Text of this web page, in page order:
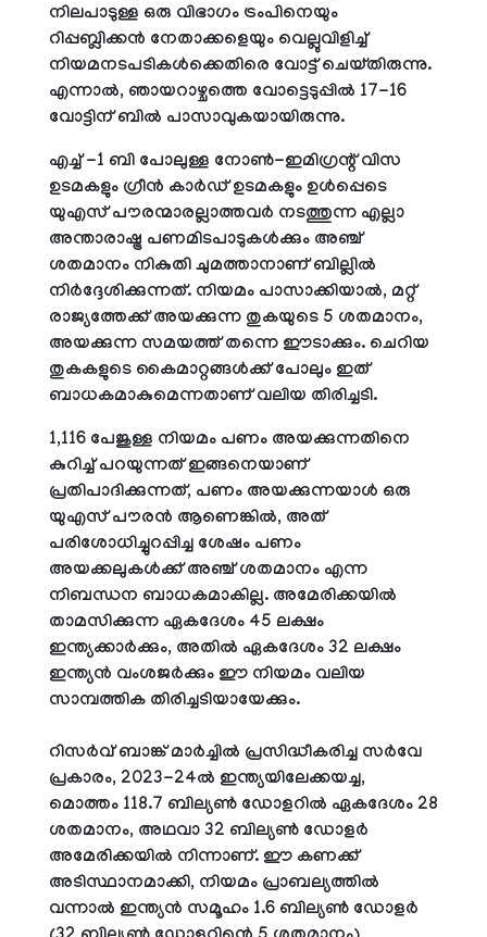
നിലപാടുള്ള ഒരു വിഭാഗം ട്രംപിനെയും
റിപ്പബ്ലിക്കൻ നേതാക്കളെയും വെല്ലുവിളിച്ച്
നിയമനടപടികൾക്കെതിരെ വോട്ട് ചെയ്തിരുന്നു.
എന്നാൽ, ഞായറാഴ്ചത്തെ വോട്ടെടുപ്പിൽ 17-16
വോട്ടിന് ബിൽ പാസാവുകയായിരുന്നു.
എച്ച് -1 ബി പോലുള്ള നോൺ-ഇമിഗ്രന്റ് വിസ
ഉടമകളും ഗ്രീൻ കാർഡ് ഉടമകളും ഉൾപ്പെടെ
യുഎസ് പൗരന്മാരല്ലാത്തവർ നടത്തുന്ന എല്ലാ
അന്താരാഷ്ട്ര പണമിടപാടുകൾക്കും അഞ്ച്
ശതമാനം നികുതി ചുമത്താനാണ് ബില്ലിൽ
നിർദ്ദേശിക്കുന്നത്. നിയമം പാസാക്കിയാൽ, മറ്റ്
രാജ്യത്തേക്ക് അയക്കുന്ന തുകയുടെ 5 ശതമാനം,
അയക്കുന്ന സമയത്ത് തന്നെ ഈടാക്കും. ചെറിയ
തുകകളുടെ കൈമാറ്റങ്ങൾക്ക് പോലും ഇത്
ബാധകമാകുമെന്നതാണ് വലിയ തിരിച്ചടി.
1,116 പേജുള്ള നിയമം പണം അയക്കുന്നതിനെ
കുറിച്ച് പറയുന്നത് ഇങ്ങനെയാണ്
പ്രതിപാദിക്കുന്നത്, പണം അയക്കുന്നയാൾ ഒരു
യുഎസ് പൗരൻ ആണെങ്കിൽ, അത്
പരിശോധിച്ചുറപ്പിച്ച ശേഷം പണം
അയക്കലുകൾക്ക് അഞ്ച് ശതമാനം എന്ന
നിബന്ധന ബാധകമാകില്ല. അമേരിക്കയിൽ
താമസിക്കുന്ന ഏകദേശം 45 ലക്ഷം
ഇന്ത്യക്കാർക്കും, അതിൽ ഏകദേശം 32 ലക്ഷം
ഇന്ത്യൻ വംശജർക്കും ഈ നിയമം വലിയ
സാമ്പത്തിക തിരിച്ചടിയായേക്കും.
റിസർവ് ബാങ്ക് മാർച്ചിൽ പ്രസിദ്ധീകരിച്ച സർവേ
പ്രകാരം, 2023-24ൽ ഇന്ത്യയിലേക്കയച്ച,
മൊത്തം 118.7 ബില്യൺ ഡോളറിൽ ഏകദേശം 28
ശതമാനം, അഥവാ 32 ബില്യൺ ഡോളർ
അമേരിക്കയിൽ നിന്നാണ്. ഈ കണക്ക്
അടിസ്ഥാനമാക്കി, നിയമം പ്രാബല്യത്തിൽ
വന്നാൽ ഇന്ത്യൻ സമൂഹം 1.6 ബില്യൺ ഡോളർ